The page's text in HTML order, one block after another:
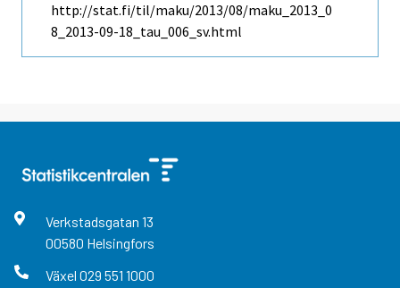
http://stat.fi/til/maku/2013/08/maku_2013_0
8_2013-09-18_tau_006_sv.html
Verkstadsgatan 13
00580 Helsingfors
Växel 029 551 1000